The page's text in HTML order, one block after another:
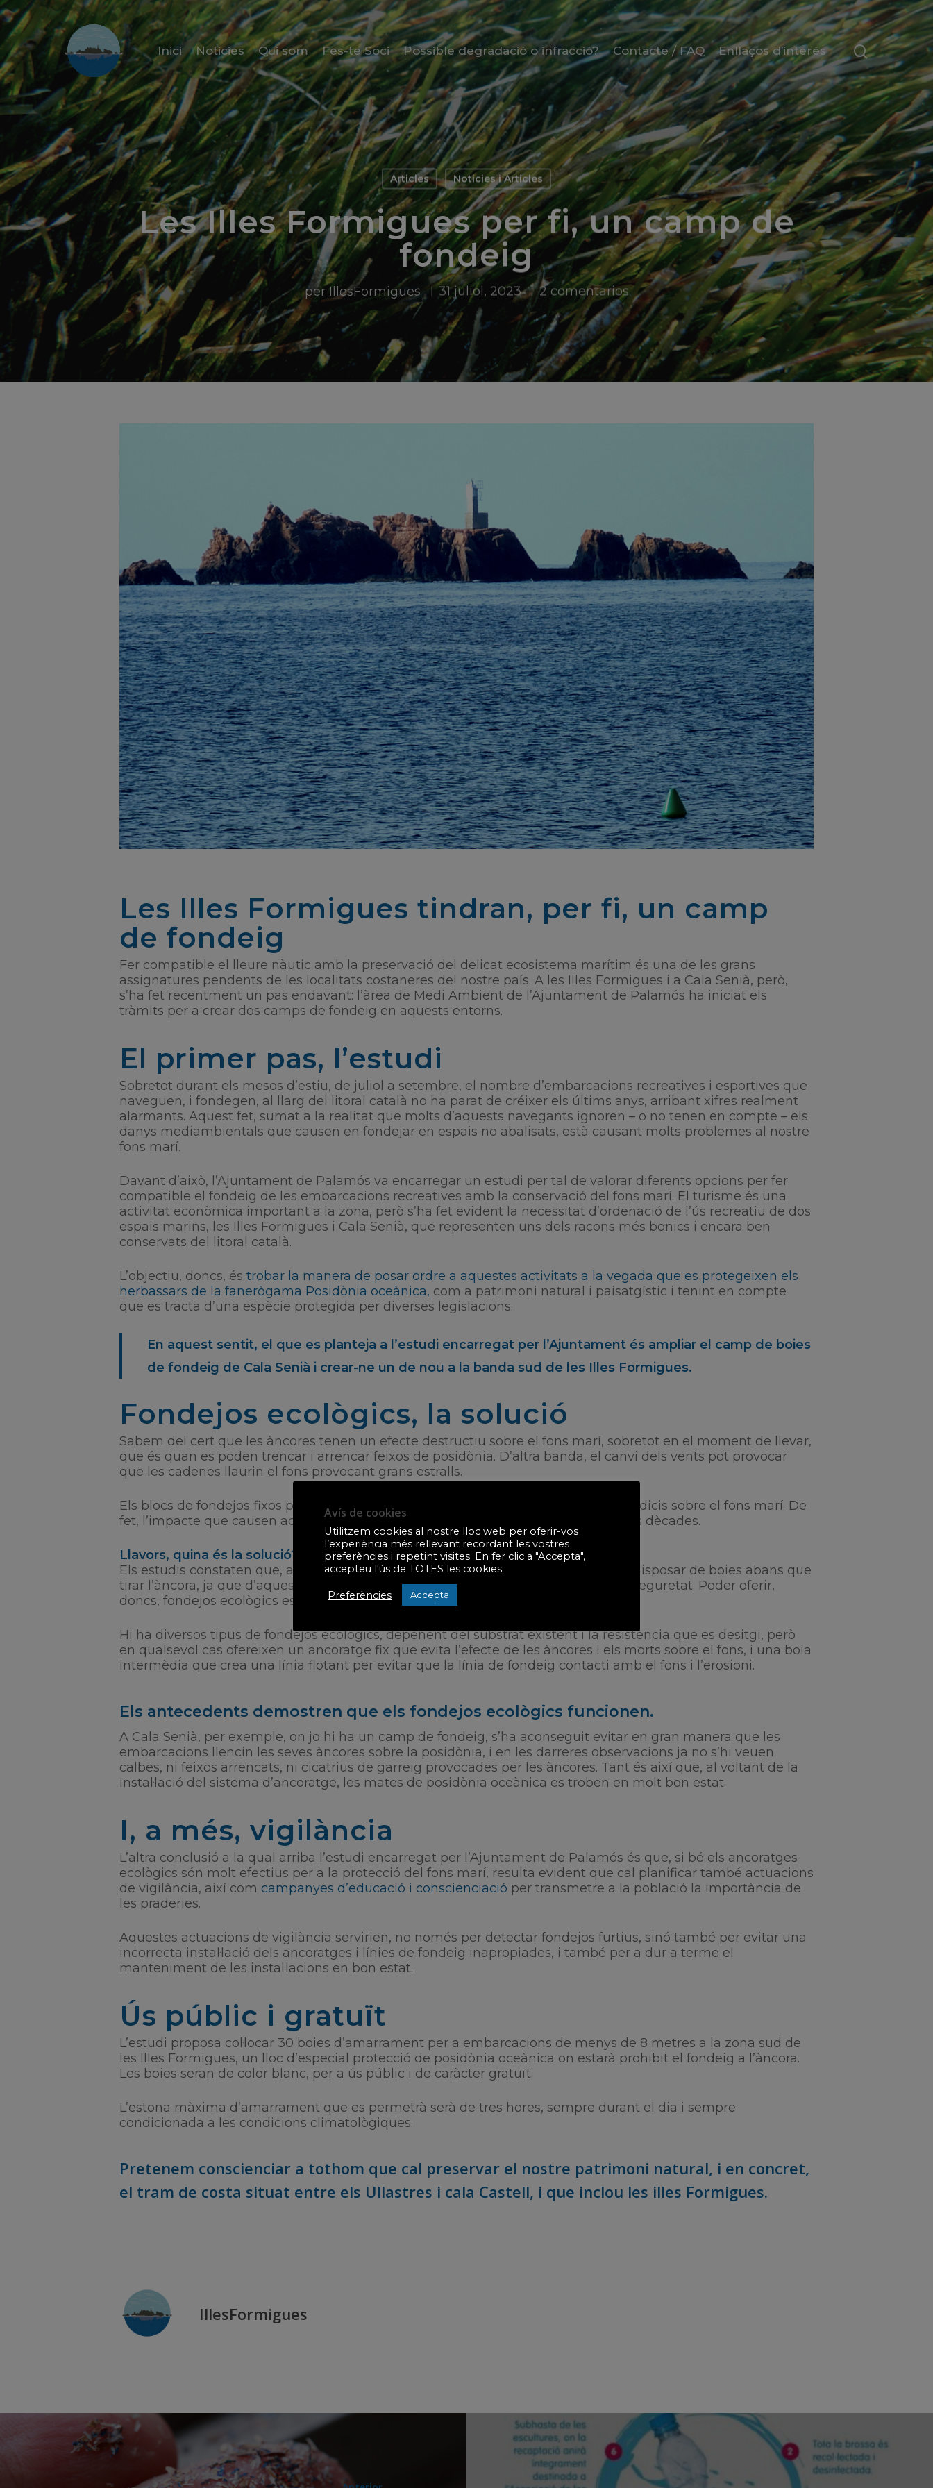
Prem ENTER per a buscar o ESC per a tancar
Inici Noticies Qui som Fes-te Soci Possible degradació o infracció? Contacte / FAQ Enllaços d’interés
Articles Noticies i Articles
Les Illes Formigues per fi, un camp de
fondeig
per IllesFormigues 31 juliol, 2023 2 comentarios
Les Illes Formigues tindran, per fi, un camp
de fondeig
Fer compatible el lleure nàutic amb la preservació del delicat ecosistema marítim és una de les grans
assignatures pendents de les localitats costaneres del nostre país. A les Illes Formigues i a Cala Senià, però,
s’ha fet recentment un pas endavant: l’àrea de Medi Ambient de l’Ajuntament de Palamós ha iniciat els
tràmits per a crear dos camps de fondeig en aquests entorns.
El primer pas, l’estudi
Sobretot durant els mesos d’estiu, de juliol a setembre, el nombre d’embarcacions recreatives i esportives que
naveguen, i fondegen, al llarg del litoral català no ha parat de créixer els últims anys, arribant xifres realment
alarmants. Aquest fet, sumat a la realitat que molts d’aquests navegants ignoren – o no tenen en compte – els
danys mediambientals que causen en fondejar en espais no abalisats, està causant molts problemes al nostre
fons marí.
Davant d’això, l’Ajuntament de Palamós va encarregar un estudi per tal de valorar diferents opcions per fer
compatible el fondeig de les embarcacions recreatives amb la conservació del fons marí. El turisme és una
activitat econòmica important a la zona, però s’ha fet evident la necessitat d’ordenació de l’ús recreatiu de dos
espais marins, les Illes Formigues i Cala Senià, que representen uns dels racons més bonics i encara ben
conservats del litoral català.
L’objectiu, doncs, és trobar la manera de posar ordre a aquestes activitats a la vegada que es protegeixen els
herbassars de la fanerògama Posidònia oceànica, com a patrimoni natural i paisatgístic i tenint en compte
que es tracta d’una espècie protegida per diverses legislacions.
En aquest sentit, el que es planteja a l’estudi encarregat per l’Ajuntament és ampliar el camp de boies
de fondeig de Cala Senià i crear-ne un de nou a la banda sud de les Illes Formigues.
Fondejos ecològics, la solució
Sabem del cert que les àncores tenen un efecte destructiu sobre el fons marí, sobretot en el moment de llevar,
que és quan es poden trencar i arrencar feixos de posidònia. D’altra banda, el canvi dels vents pot provocar
que les cadenes llaurin el fons provocant grans estralls.
Els blocs de fondejos fixos per a boies d’amarrament també provoquen greus perjudicis sobre el fons marí. De
fet, l’impacte que causen aquests sobre les praderies poden arribar a durar diverses dècades.
Llavors, quina és la solució?
Els estudis constaten que, avui dia, els usuaris de les embarcacions ja prefereixen disposar de boies abans que
tirar l’àncora, ja que d’aquesta manera poden reduir les maniobres a fer i guanyar seguretat. Poder oferir,
doncs, fondejos ecològics es converteix en una necessitat imminent.
Hi ha diversos tipus de fondejos ecològics, depenent del substrat existent i la resistència que es desitgi, però
en qualsevol cas ofereixen un ancoratge fix que evita l’efecte de les àncores i els morts sobre el fons, i una boia
intermèdia que crea una línia flotant per evitar que la línia de fondeig contacti amb el fons i l’erosioni.
Els antecedents demostren que els fondejos ecològics funcionen.
A Cala Senià, per exemple, on jo hi ha un camp de fondeig, s’ha aconseguit evitar en gran manera que les
embarcacions llencin les seves àncores sobre la posidònia, i en les darreres observacions ja no s’hi veuen
calbes, ni feixos arrencats, ni cicatrius de garreig provocades per les àncores. Tant és així que, al voltant de la
instal·lació del sistema d’ancoratge, les mates de posidònia oceànica es troben en molt bon estat.
I, a més, vigilància
L’altra conclusió a la qual arriba l’estudi encarregat per l’Ajuntament de Palamós és que, si bé els ancoratges
ecològics són molt efectius per a la protecció del fons marí, resulta evident que cal planificar també actuacions
de vigilància, així com campanyes d’educació i conscienciació per transmetre a la població la importància de
les praderies.
Aquestes actuacions de vigilància servirien, no només per detectar fondejos furtius, sinó també per evitar una
incorrecta instal·lació dels ancoratges i línies de fondeig inapropiades, i també per a dur a terme el
manteniment de les instal·lacions en bon estat.
Ús públic i gratuït
L’estudi proposa col·locar 30 boies d’amarrament per a embarcacions de menys de 8 metres a la zona sud de
les Illes Formigues, un lloc d’especial protecció de posidònia oceànica on estarà prohibit el fondeig a l’àncora.
Les boies seran de color blanc, per a ús públic i de caràcter gratuït.
L’estona màxima d’amarrament que es permetrà serà de tres hores, sempre durant el dia i sempre
condicionada a les condicions climatològiques.
Pretenem conscienciar a tothom que cal preservar el nostre patrimoni natural, i en concret,
el tram de costa situat entre els Ullastres i cala Castell, i que inclou les illes Formigues.
IllesFormigues
Avís de cookies
Utilitzem cookies al nostre lloc web per oferir-vos
l’experiència més rellevant recordant les vostres
preferències i repetint visites. En fer clic a "Accepta",
accepteu l'ús de TOTES les cookies.
Preferències Accepta